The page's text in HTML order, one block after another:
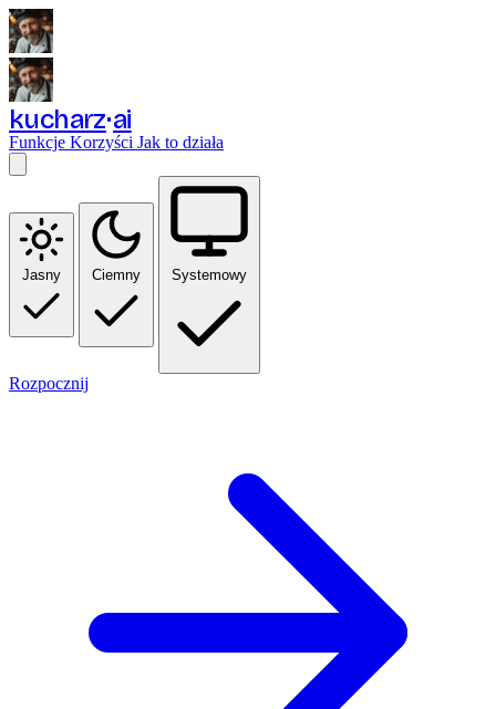
kucharz ai
Funkcje Korzyści Jak to działa
Jasny Ciemny Systemowy
Rozpocznij